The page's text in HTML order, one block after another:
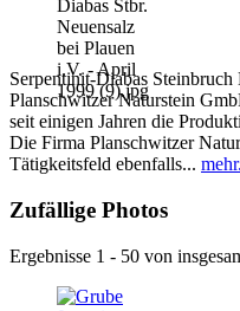
Serpentinit-Diabas
Planschwitzer Naturstein
seit einigen Jahren die
Die Firma Planschwitzer
Tätigkeitsfeld ebenfalls...
Zufällige Photos
Ergebnisse 1 - 50 von